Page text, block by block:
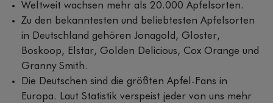
Weltweit wachsen mehr als 20.000 Apfelsorten.
Zu den bekanntesten und beliebtesten Apfelsorten
in Deutschland gehören Jonagold, Gloster,
Boskoop, Elstar, Golden Delicious, Cox Orange und
Granny Smith.
Die Deutschen sind die größten Apfel-Fans in
Europa. Laut Statistik verspeist jeder von uns mehr